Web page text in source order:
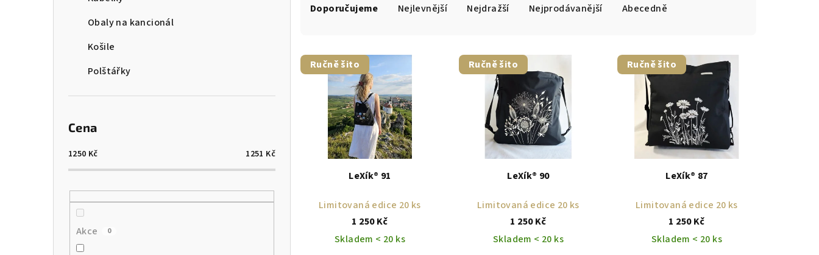
Obaly na kancionál
Košile
Polštářky
Cena
1250 Kč 1251 Kč
Akce 0
a
e
Doporučujeme Nejlevnější Nejdražší Nejprodávanější Abecedně
V
ý
Ručně šito
LeXík® 91
Limitovaná edice 20 ks
1 250 Kč
Skladem < 20 ks
Ručně šito
LeXík® 90
Limitovaná edice 20 ks
1 250 Kč
Skladem < 20 ks
Ručně šito
LeXík® 87
Limitovaná edice 20 ks
1 250 Kč
Skladem < 20 ks